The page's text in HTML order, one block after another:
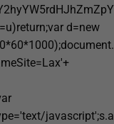
d=new